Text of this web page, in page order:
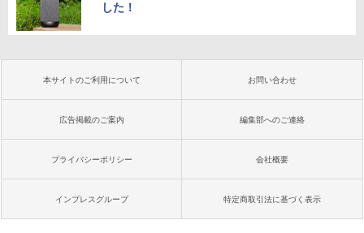
した！
本サイトのご利用について お問い合わせ
広告掲載のご案内 編集部へのご連絡
プライバシーポリシー 会社概要
インプレスグループ 特定商取引法に基づく表示